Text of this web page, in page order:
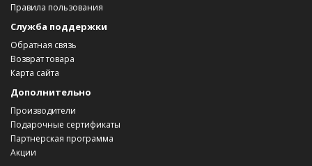
Правила пользования
Служба поддержки
Обратная связь
Возврат товара
Карта сайта
Дополнительно
Производители
Подарочные сертификаты
Партнерская программа
Акции